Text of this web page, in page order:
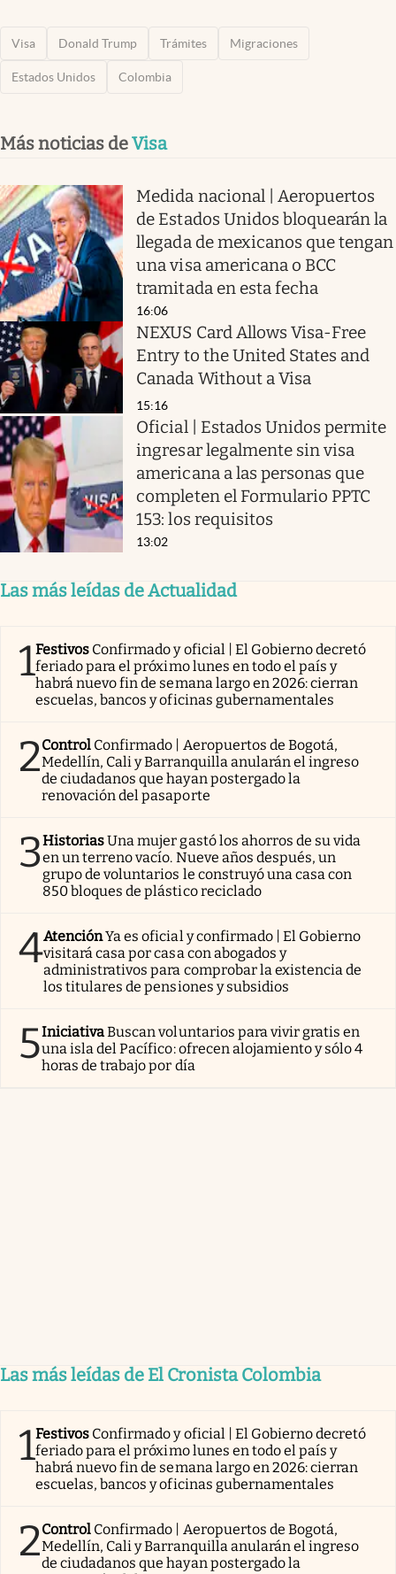
Visa Donald Trump Trámites Migraciones
Estados Unidos Colombia
Más noticias deVisa
Medida nacional | Aeropuertos
de Estados Unidos bloquearán la
llegada de mexicanos que tengan
una visa americana o BCC
tramitada en esta fecha
16:06
NEXUS Card Allows Visa-Free
Entry to the United States and
Canada Without a Visa
15:16
Oficial | Estados Unidos permite
ingresar legalmente sin visa
americana a las personas que
completen el Formulario PPTC
153: los requisitos
13:02
Las más leídas de Actualidad
1Festivos Confirmado y oficial | El Gobierno decretó
feriado para el próximo lunes en todo el país y
habrá nuevo fin de semana largo en 2026: cierran
escuelas, bancos y oficinas gubernamentales
2Control Confirmado | Aeropuertos de Bogotá,
Medellín, Cali y Barranquilla anularán el ingreso
de ciudadanos que hayan postergado la
renovación del pasaporte
3HistoriasUna mujer gastó los ahorros de su vida
en un terreno vacío. Nueve años después, un
grupo de voluntarios le construyó una casa con
850 bloques de plástico reciclado
4AtenciónYa es oficial y confirmado | El Gobierno
visitará casa por casa con abogados y
administrativos para comprobar la existencia de
los titulares de pensiones y subsidios
5IniciativaBuscan voluntarios para vivir gratis en
una isla del Pacífico: ofrecen alojamiento y sólo 4
horas de trabajo por día
Las más leídas de El Cronista Colombia
1Festivos Confirmado y oficial | El Gobierno decretó
feriado para el próximo lunes en todo el país y
habrá nuevo fin de semana largo en 2026: cierran
escuelas, bancos y oficinas gubernamentales
2Control Confirmado | Aeropuertos de Bogotá,
Medellín, Cali y Barranquilla anularán el ingreso
de ciudadanos que hayan postergado la